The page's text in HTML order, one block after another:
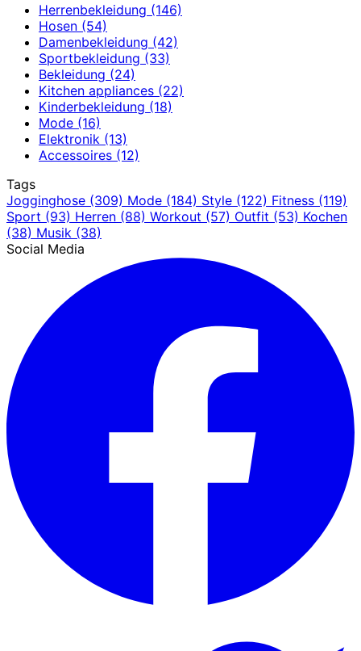
Herrenbekleidung (146)
Hosen (54)
Damenbekleidung (42)
Sportbekleidung (33)
Bekleidung (24)
Kitchen appliances (22)
Kinderbekleidung (18)
Mode (16)
Elektronik (13)
Accessoires (12)
Tags
Jogginghose (309) Mode (184) Style (122) Fitness (119)
Sport (93) Herren (88) Workout (57) Outfit (53) Kochen
(38) Musik (38)
Social Media